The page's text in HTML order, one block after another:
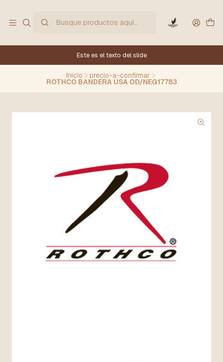
Este es el texto del slide
Inicio precio-a-confirmar
ROTHCO BANDERA USA OD/NEG17783